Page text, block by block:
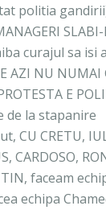
politia
curajul sa isi
AZI NU NUMAI
E
de la stapanire
CU CRETU,
CARDOSO,
faceam
echipa